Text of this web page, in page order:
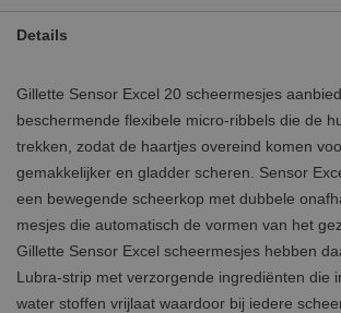
Details
Gillette Sensor Excel 20 scheermesjes
beschermende flexibele micro-ribbels die de
trekken, zodat de haartjes overeind komen
gemakkelijker en gladder scheren. Sensor
een bewegende scheerkop met dubbele
mesjes die automatisch de vormen van het
Gillette Sensor Excel scheermesjes hebben
Lubra-strip met verzorgende ingrediënten die
water stoffen vrijlaat waardoor bij iedere